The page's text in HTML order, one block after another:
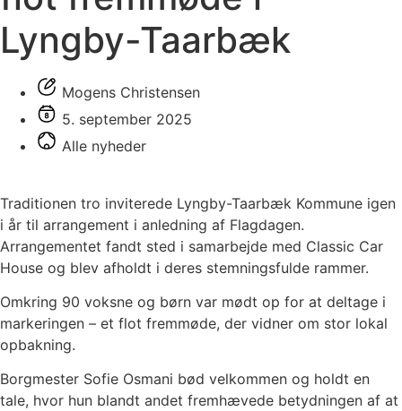
Lyngby-Taarbæk
Mogens Christensen
5. september 2025
Alle nyheder
Traditionen tro inviterede Lyngby-Taarbæk Kommune igen
i år til arrangement i anledning af Flagdagen.
Arrangementet fandt sted i samarbejde med Classic Car
House og blev afholdt i deres stemningsfulde rammer.
Omkring 90 voksne og børn var mødt op for at deltage i
markeringen – et flot fremmøde, der vidner om stor lokal
opbakning.
Borgmester Sofie Osmani bød velkommen og holdt en
tale, hvor hun blandt andet fremhævede betydningen af at